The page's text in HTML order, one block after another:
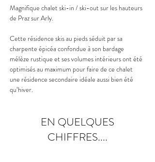
Magnifique chalet ski-in / ski-out sur les hauteurs
de Praz sur Arly.
Cette résidence skis au pieds séduit par sa
charpente épicéa confondue à son bardage
mélèze rustique et ses volumes intérieurs ont été
optimisés au maximum pour faire de ce chalet
une résidence secondaire idéale aussi bien été
qu’hiver.
EN QUELQUES
CHIFFRES....